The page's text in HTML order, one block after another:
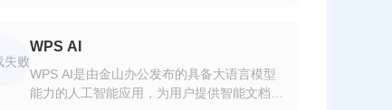
失败
WPS AI
WPS AI是由金山办公发布的具备大语言模型
能力的人工智能应用，为用户提供智能文档写